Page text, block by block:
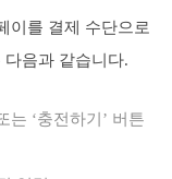
이를 결제 수단으로
음과 같습니다.
는 ‘충전하기’ 버튼